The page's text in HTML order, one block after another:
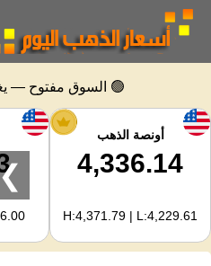
سعر
اسعار
حاسبة
🟢 السوق مفتوح —
أونصة الذهب
4,336.14
H:4,371.79 | L:4,229.61